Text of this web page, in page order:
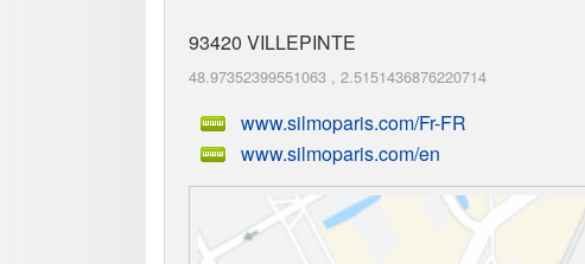
93420 VILLEPINTE
48.97352399551063 , 2.5151436876220714
www.silmoparis.com/Fr-FR
www.silmoparis.com/en